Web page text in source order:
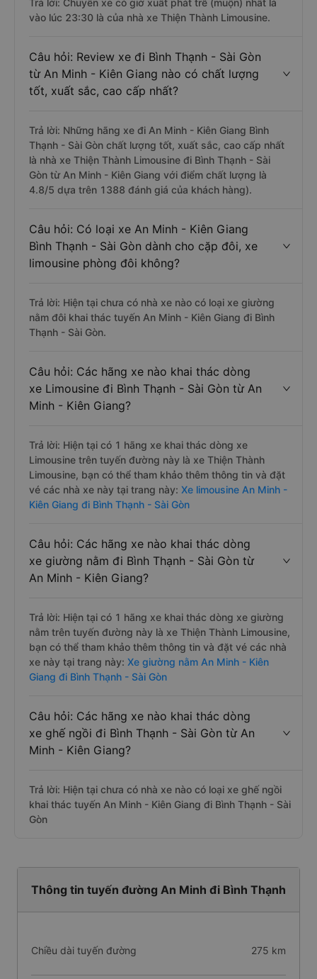
Trả lời: Chuyến xe có giờ xuất phát trễ (muộn) nhất là
vào lúc 23:30 là của nhà xe Thiện Thành Limousine.
Câu hỏi: Review xe đi Bình Thạnh - Sài Gòn
từ An Minh - Kiên Giang nào có chất lượng
tốt, xuất sắc, cao cấp nhất?
Trả lời: Những hãng xe đi An Minh - Kiên Giang Bình
Thạnh - Sài Gòn chất lượng tốt, xuất sắc, cao cấp nhất
là nhà xe Thiện Thành Limousine đi Bình Thạnh - Sài
Gòn từ An Minh - Kiên Giang với điểm chất lượng là
4.8/5 dựa trên 1388 đánh giá của khách hàng).
Câu hỏi: Có loại xe An Minh - Kiên Giang
Bình Thạnh - Sài Gòn dành cho cặp đôi, xe
limousine phòng đôi không?
Trả lời: Hiện tại chưa có nhà xe nào có loại xe giường
nằm đôi khai thác tuyến An Minh - Kiên Giang đi Bình
Thạnh - Sài Gòn.
Câu hỏi: Các hãng xe nào khai thác dòng
xe Limousine đi Bình Thạnh - Sài Gòn từ An
Minh - Kiên Giang?
Trả lời: Hiện tại có 1 hãng xe khai thác dòng xe
Limousine trên tuyến đường này là xe Thiện Thành
Limousine, bạn có thể tham khảo thêm thông tin và đặt
vé các nhà xe này tại trang này: Xe limousine An Minh -
Kiên Giang đi Bình Thạnh - Sài Gòn
Câu hỏi: Các hãng xe nào khai thác dòng
xe giường nằm đi Bình Thạnh - Sài Gòn từ
An Minh - Kiên Giang?
Trả lời: Hiện tại có 1 hãng xe khai thác dòng xe giường
nằm trên tuyến đường này là xe Thiện Thành Limousine,
bạn có thể tham khảo thêm thông tin và đặt vé các nhà
xe này tại trang này: Xe giường nằm An Minh - Kiên
Giang đi Bình Thạnh - Sài Gòn
Câu hỏi: Các hãng xe nào khai thác dòng
xe ghế ngồi đi Bình Thạnh - Sài Gòn từ An
Minh - Kiên Giang?
Trả lời: Hiện tại chưa có nhà xe nào có loại xe ghế ngồi
khai thác tuyến An Minh - Kiên Giang đi Bình Thạnh - Sài
Gòn
Thông tin tuyến đường An Minh đi Bình Thạnh
Chiều dài tuyến đường 275 km